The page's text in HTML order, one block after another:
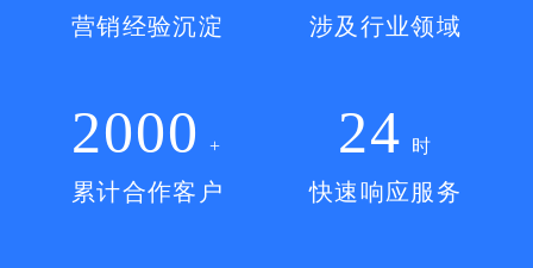
营销经验沉淀 涉及行业领域
2000 +
累计合作客户
24 时
快速响应服务